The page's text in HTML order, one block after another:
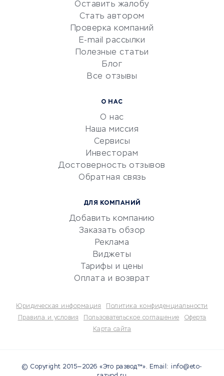
Красота и здоровье
Сервисы по поиску работы
Сетевой маркетинг
УСЛУГИ ДЛЯ БИЗНЕСА
документооборот
Юридические компании
Бухгалтерия онлайн
Потребительские кредиты
Оставить жалобу
Стать автором
Проверка компаний
E-mail рассылки
Полезные статьи
Блог
Все отзывы
О НАС
О нас
Наша миссия
Сервисы
Инвесторам
Достоверность отзывов
Обратная связь
ДЛЯ КОМПАНИЙ
Добавить компанию
Заказать обзор
Реклама
Виджеты
Тарифы и цены
Оплата и возврат
Юридическая информация
Политика конфиденциальности
Правила и условия
Пользовательское соглашение
Оферта
Карта сайта
© Copyright 2015—2026 «Это развод™». Email: info@eto-